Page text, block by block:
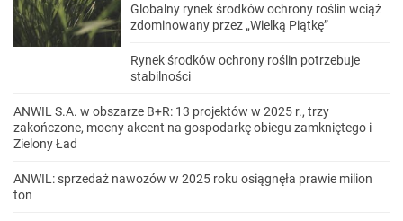
Globalny rynek środków ochrony roślin wciąż
zdominowany przez „Wielką Piątkę”
Rynek środków ochrony roślin potrzebuje
stabilności
ANWIL S.A. w obszarze B+R: 13 projektów w 2025 r., trzy
zakończone, mocny akcent na gospodarkę obiegu zamkniętego i
Zielony Ład
ANWIL: sprzedaż nawozów w 2025 roku osiągnęła prawie milion
ton